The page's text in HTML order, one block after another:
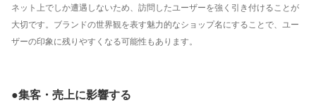
ネット上でしか遭遇しないため、訪問したユーザーを強く引き付けることが
大切です。ブランドの世界観を表す魅力的なショップ名にすることで、ユー
ザーの印象に残りやすくなる可能性もあります。
●集客・売上に影響する